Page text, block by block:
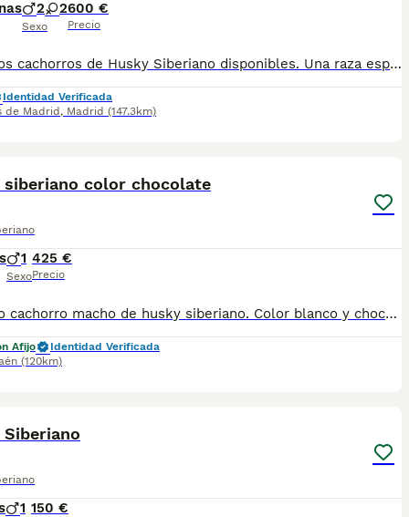
2 2
Sexo
600 €
Precio
Preciosos cachorros de Husky Siberiano disponibles. Una raza espectacular por su belleza, inteligencia y carácter sociable. Son perros activos, cariñosos y muy leales, ideales para familias y amantes de los animales. Los cachorros se entregan vacunados y desparasitados según su edad, con cartilla veterinaria, revisión veterinaria y todas las garantías sanitarias correspondientes. Criados en amplias instalaciones, con una correcta socialización y cuidados diarios para garantizar su bienestar y desarrollo. Disponemos de fotos y vídeos de los cachorros y de los progenitores. Se realizan envíos a toda España. Para más información, contacta sin compromiso.
Identidad Verificada
de Madrid , Madrid (147.3km)
siberiano color chocolate
1
Sexo
425 €
Precio
Precioso cachorro macho de husky siberiano. Color blanco y chocolate. Un peluche de carne y hueso. Se entrega con Pasaporte Chip Vacunas y desparasitaciones acorde a su edad. Contrato de garantías víricas de 8 días y genética de 1 año. Factura. Impuestos incluidos
Afijo
Identidad Verificada
(120km)
1 150 €